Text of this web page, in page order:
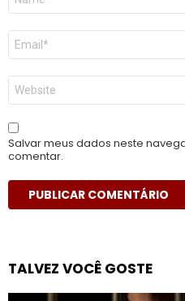
E-
mail
*
Site
Salvar meus dados neste
comentar.
TALVEZ VOCÊ GOSTE